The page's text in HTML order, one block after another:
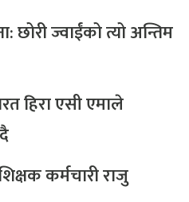
छोरी ज्वाईंको त्यो अन्तिम
हिरा एसी एमाले
कर्मचारी राजु